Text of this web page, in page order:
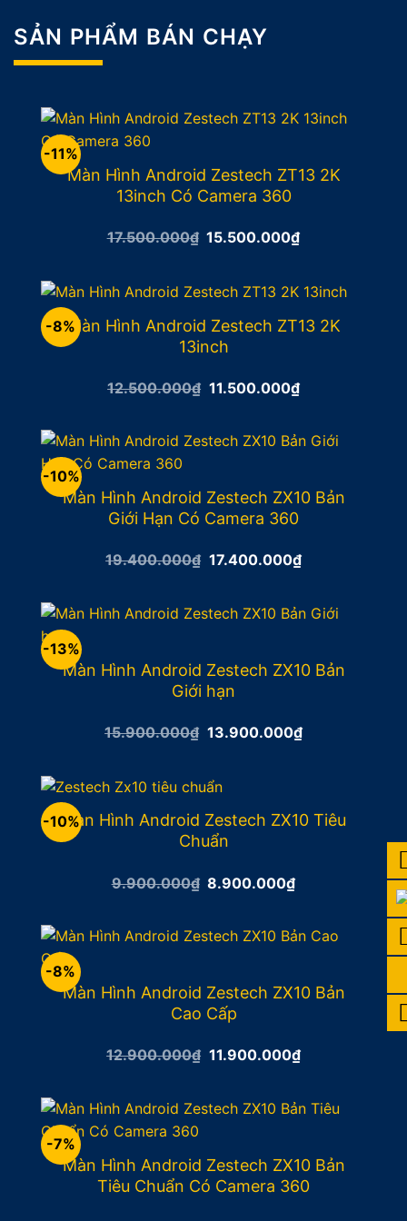
SẢN PHẨM BÁN CHẠY
-11%
Màn Hình Android Zestech ZT13 2K
13inch Có Camera 360
17.500.000₫ Giá
15.500.000₫Giá
15.500.000₫.
-8%Màn Hình Android Zestech ZT13 2K
13inch
12.500.000₫ Giá
12.500.000₫.
11.500.000₫Giá
hiện
11.500.000₫.
-10%
Màn Hình Android Zestech ZX10 Bản
Giới Hạn Có Camera 360
19.400.000₫ Giá
19.400.000₫.
17.400.000₫Giá
hiện
17.400.000₫.
-13%
Màn Hình Android Zestech ZX10 Bản
Giới hạn
15.900.000₫ Giá
13.900.000₫Giá
hiện
-10%Màn Hình Android Zestech ZX10 Tiêu
Chuẩn
9.900.000₫ Giá
9.900.000₫.
8.900.000₫Giá
là:
8.900.000₫.
-8%
Màn Hình Android Zestech ZX10 Bản
Cao Cấp
12.900.000₫ Giá
12.900.000₫.
11.900.000₫Giá
hiện
11.900.000₫.
-7%
Màn Hình Android Zestech ZX10 Bản
Tiêu Chuẩn Có Camera 360